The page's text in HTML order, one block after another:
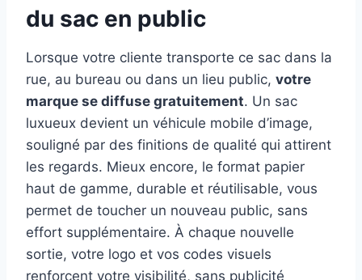
du sac en public
Lorsque votre cliente transporte ce sac dans la
rue, au bureau ou dans un lieu public, votre
marque se diffuse gratuitement. Un sac
luxueux devient un véhicule mobile d’image,
souligné par des finitions de qualité qui attirent
les regards. Mieux encore, le format papier
haut de gamme, durable et réutilisable, vous
permet de toucher un nouveau public, sans
effort supplémentaire. À chaque nouvelle
sortie, votre logo et vos codes visuels
renforcent votre visibilité, sans publicité